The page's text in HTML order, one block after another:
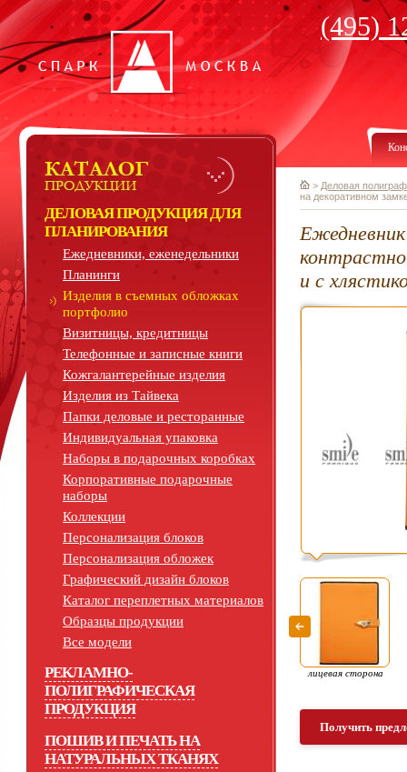
(495)
ДЕЛОВАЯ ПРОДУКЦИЯ ДЛЯ
ПЛАНИРОВАНИЯ
Ежедневники, еженедельники
Планинги
Изделия в съемных обложках
портфолио
Визитницы, кредитницы
Телефонные и записные книги
Кожгалантерейные изделия
Изделия из Тайвека
Папки деловые и ресторанные
Индивидуальная упаковка
Наборы в подарочных коробках
Корпоративные подарочные
наборы
Коллекции
Персонализация блоков
Персонализация обложек
Графический дизайн блоков
Каталог переплетных материалов
Образцы продукции
Все модели
РЕКЛАМНО-
ПОЛИГРАФИЧЕСКАЯ
ПРОДУКЦИЯ
ПОШИВ И ПЕЧАТЬ НА
НАТУРАЛЬНЫХ ТКАНЯХ
> Деловая
на декоративном
и с
лицевая сторона
Получить